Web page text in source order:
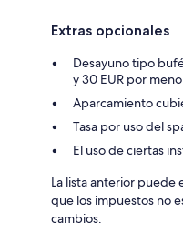
Extras opcionales
Desayuno tipo
y 30 EUR por
Aparcamiento
Tasa por uso del
El uso de ciertas
La lista anterior puede
que los impuestos no
cambios.